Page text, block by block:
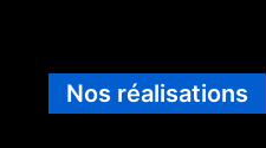
Nos réalisations